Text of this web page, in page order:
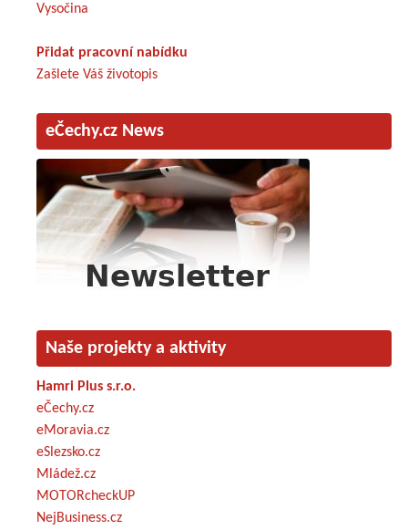
Vysočina
Přidat pracovní nabídku
Zašlete Váš životopis
eČechy.cz News
Naše projekty a aktivity
Hamri Plus s.r.o.
eČechy.cz
eMoravia.cz
eSlezsko.cz
Mládež.cz
MOTORcheckUP
NejBusiness.cz